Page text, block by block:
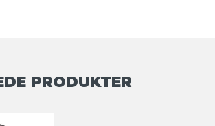
PRODUKTER